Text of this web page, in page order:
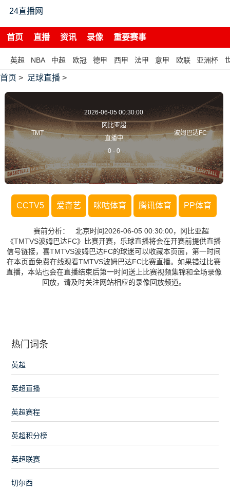
24直播网
首页 直播 资讯 录像 重要赛事
英超 NBA 中超 欧冠 德甲 西甲 法甲 意甲 欧联 亚洲杯
首页 > 足球直播 >
TMT
2026-06-05 00:30:00
冈比亚超
直播中
0 - 0
波姆巴达FC
CCTV5 爱奇艺 咪咕体育 腾讯体育 PP体育
赛前分析： 北京时间2026-06-05 00:30:00，冈比亚超
《TMTVS波姆巴达FC》比赛开赛，乐球直播将会在开赛前提供直播
信号链接，喜TMTVS波姆巴达FC的球迷可以收藏本页面，第一时间
在本页面免费在线观看TMTVS波姆巴达FC比赛直播。如果错过比赛
直播，本站也会在直播结束后第一时间送上比赛视频集锦和全场录像
回放，请及时关注网站相应的录像回放频道。
热门词条
英超
英超直播
英超赛程
英超积分榜
英超联赛
切尔西